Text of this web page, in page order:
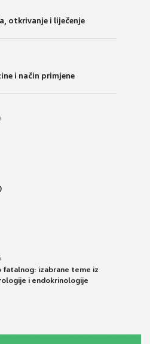
otkrivanje i liječenje
i način primjene
fatalnog: izabrane teme iz
i endokrinologije